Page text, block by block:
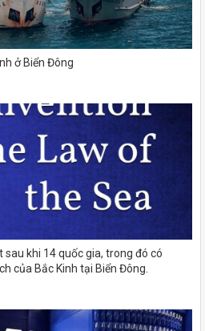
ở Biển Đông
khi 14 quốc gia, trong đó có
của Bắc Kinh tại Biển Đông.